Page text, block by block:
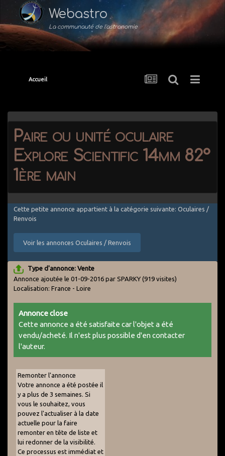
Webastro
La communauté de l'astronomie
Accueil
Paire ou unité oculaire
Explore Scientific 14mm 82°
1ère main
Cette petite annonce appartient à la catégorie suivante: Oculaires /
Renvois
Voir les annonces Oculaires / Renvois
Type d'annonce: Vente
Annonce ajoutée le 01-09-2016 par SPARKY (919 visites)
Localisation: France - Loire
Annonce close
Cette annonce a été satisfaite car l'objet a été
vendu/acheté. Il n'est plus possible d'en contacter
l'auteur.
Remonter l'annonce
Votre annonce a été postée il
y a plus de 3 semaines. Si
vous le souhaitez, vous
pouvez l'actualiser à la date
actuelle pour la faire
remonter en tête de liste et
lui redonner de la visibilité.
Ce processus est immédiat et